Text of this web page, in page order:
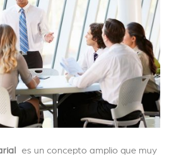
es un concepto amplio que muy